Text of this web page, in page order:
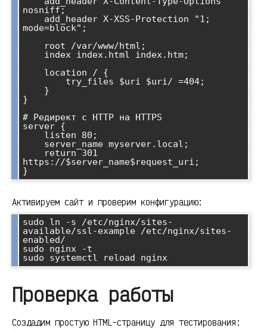
nosniff;
mode=block";
}
# Редирект с HTTP на HTTPS
server {
https://$server_name$request_uri;
}
Активируем сайт и проверим конфигурацию:
sudo ln -s /etc/nginx/sites-
available/ssl-example /etc/nginx/sites-
enabled/
sudo nginx -t
sudo systemctl reload nginx
Проверка работы
Создадим простую HTML-страницу для тестирования: